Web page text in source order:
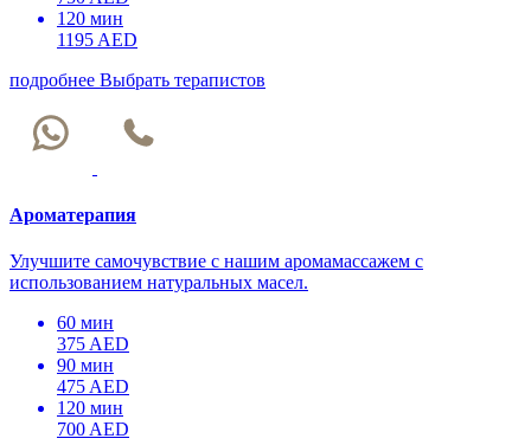
120 мин
1195 AED
подробнее Выбрать терапистов
Ароматерапия
Улучшите самочувствие с нашим аромамассажем с
использованием натуральных масел.
60 мин
375 AED
90 мин
475 AED
120 мин
700 AED